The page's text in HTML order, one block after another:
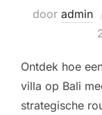
door admin
Ontdek hoe
villa op Bali
strategische